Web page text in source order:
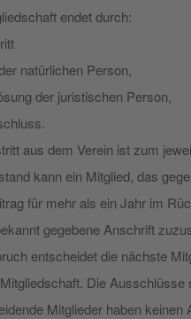
endet durch:
natürlichen Person,
der juristischen Person,
aus dem Verein ist zum
kann ein Mitglied, das
für mehr als ein Jahr im
gegebene Anschrift
entscheidet die nächste
Die
Mitglieder haben